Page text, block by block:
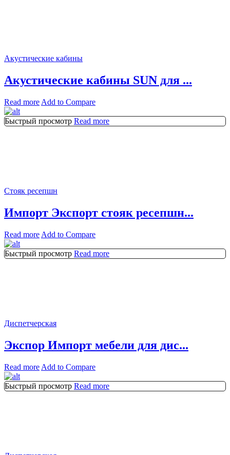
Акустические кабины
Акустические кабины SUN для ...
Read more Add to Compare
Быстрый просмотр Read more
Стояк ресепшн
Импорт Экспорт стояк ресепшн...
Read more Add to Compare
Быстрый просмотр Read more
Диспетчерская
Экспор Импорт мебели для дис...
Read more Add to Compare
Быстрый просмотр Read more